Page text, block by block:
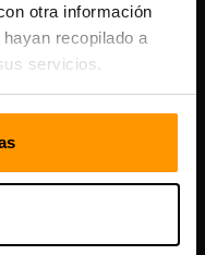
otra información
recopilado a
servicios.